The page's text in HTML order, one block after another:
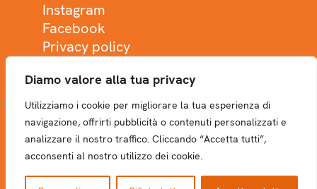
Diamo valore alla tua privacy
Utilizziamo i cookie per migliorare la tua esperienza di
navigazione, offrirti pubblicità o contenuti personalizzati e
analizzare il nostro traffico. Cliccando “Accetta tutti”,
acconsenti al nostro utilizzo dei cookie.
Instagram
Facebook
Privacy policy
NEWSLETTER